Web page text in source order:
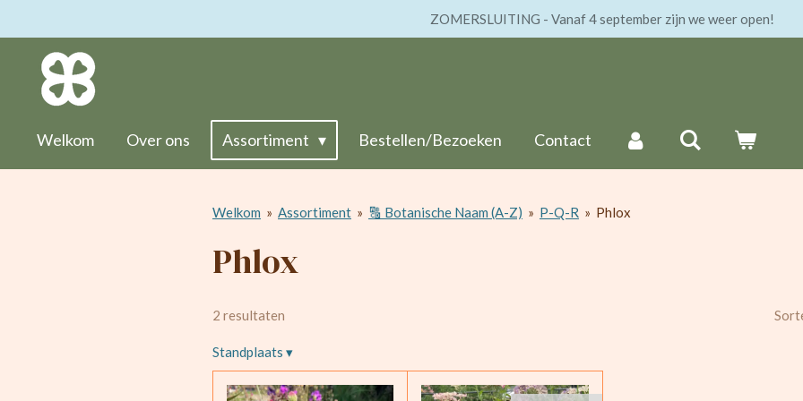
ZOMERSLUITING - Vanaf 4 september zijn we weer open!
Welkom Over ons Assortiment Bestellen/Bezoeken Contact
Welkom » Assortiment » 🔠 Botanische Naam (A-Z) » P-Q-R » Phlox
Phlox
2 resultaten
Standplaats ▾